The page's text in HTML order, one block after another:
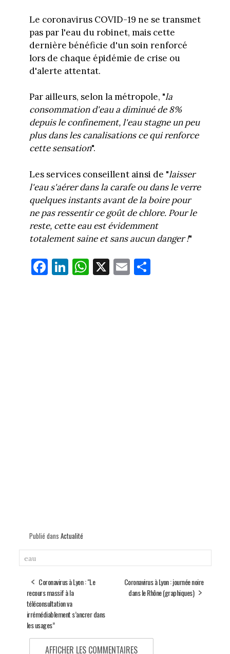
Le coronavirus COVID-19 ne se transmet
pas par l'eau du robinet, mais cette
dernière bénéficie d'un soin renforcé
lors de chaque épidémie de crise ou
d'alerte attentat.
Par ailleurs, selon la métropole, "la
consommation d'eau a diminué de 8%
depuis le confinement, l'eau stagne un peu
plus dans les canalisations ce qui renforce
cette sensation".
Les services conseillent ainsi de "laisser
l'eau s'aérer dans la carafe ou dans le verre
quelques instants avant de la boire pour
ne pas ressentir ce goût de chlore. Pour le
reste, cette eau est évidemment
totalement saine et sans aucun danger !"
Fa
ce
Li
nk
W
ha
X E
m
Pa
Publié dans Actualité
eau
Coronavirus à Lyon : "Le
recours massif à la
téléconsultation va
irrémédiablement s’ancrer dans
les usages”
Coronavirus à Lyon : journée noire
dans le Rhône (graphiques)
AFFICHER LES COMMENTAIRES